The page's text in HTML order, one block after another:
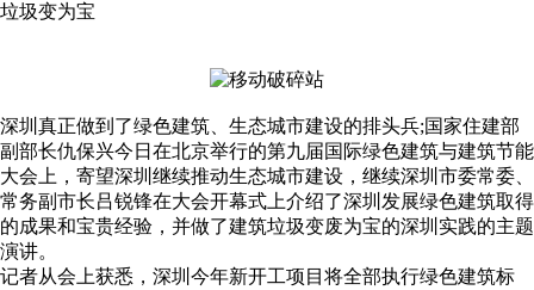
垃圾变为宝
深圳真正做到了绿色建筑、生态城市建设的排头兵;国家住建部
副部长仇保兴今日在北京举行的第九届国际绿色建筑与建筑节能
大会上，寄望深圳继续推动生态城市建设，继续深圳市委常委、
常务副市长吕锐锋在大会开幕式上介绍了深圳发展绿色建筑取得
的成果和宝贵经验，并做了建筑垃圾变废为宝的深圳实践的主题
演讲。
记者从会上获悉，深圳今年新开工项目将全部执行绿色建筑标